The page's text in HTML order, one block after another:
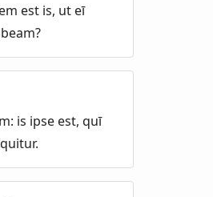
est is, ut eī
is ipse est, quī